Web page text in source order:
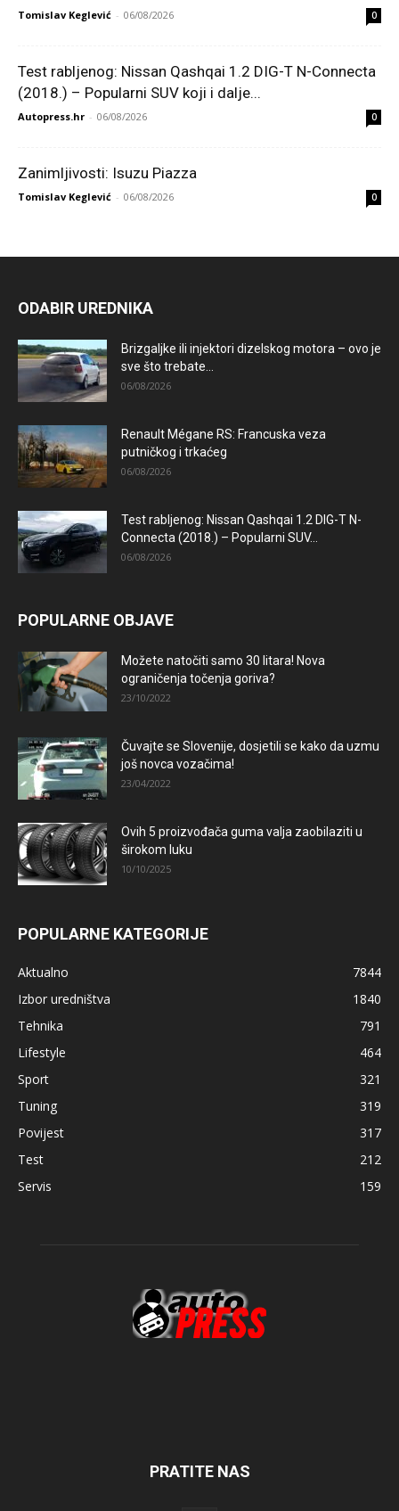
Tomislav Keglević - 06/08/2026 0
Test rabljenog: Nissan Qashqai 1.2 DIG-T N-Connecta
(2018.) – Popularni SUV koji i dalje...
Autopress.hr - 06/08/2026 0
Zanimljivosti: Isuzu Piazza
Tomislav Keglević - 06/08/2026 0
ODABIR UREDNIKA
Brizgaljke ili injektori dizelskog motora – ovo je
sve što trebate...
06/08/2026
Renault Mégane RS: Francuska veza
putničkog i trkaćeg
06/08/2026
Test rabljenog: Nissan Qashqai 1.2 DIG-T N-
Connecta (2018.) – Popularni SUV...
06/08/2026
POPULARNE OBJAVE
Možete natočiti samo 30 litara! Nova
ograničenja točenja goriva?
23/10/2022
Čuvajte se Slovenije, dosjetili se kako da uzmu
još novca vozačima!
23/04/2022
Ovih 5 proizvođača guma valja zaobilaziti u
širokom luku
10/10/2025
POPULARNE KATEGORIJE
Aktualno
7844
Izbor uredništva
1840
Tehnika
791
Lifestyle
464
Sport
321
Tuning
319
Povijest
317
Test
212
Servis
159
PRATITE NAS